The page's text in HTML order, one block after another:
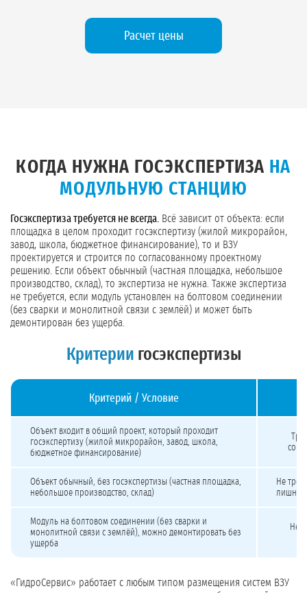
Расчет цены
КОГДА НУЖНА ГОСЭКСПЕРТИЗА НА
МОДУЛЬНУЮ СТАНЦИЮ
Госэкспертиза требуется не всегда. Всё зависит от объекта: если
площадка в целом проходит госэкспертизу (жилой микрорайон,
завод, школа, бюджетное финансирование), то и ВЗУ
проектируется и строится по согласованному проектному
решению. Если объект обычный (частная площадка, небольшое
производство, склад), то экспертиза не нужна. Также экспертиза
не требуется, если модуль установлен на болтовом соединении
(без сварки и монолитной связи с землёй) и может быть
демонтирован без ущерба.
Критерии госэкспертизы
Критерий / Условие
Объект входит в общий проект, который проходит
госэкспертизу (жилой микрорайон, завод, школа,
бюджетное финансирование)
Объект обычный, без госэкспертизы (частная площадка,
небольшое производство, склад)
Не
лишних
Модуль на болтовом соединении (без сварки и
монолитной связи с землёй), можно демонтировать без
ущерба
Не
«ГидроСервис» работает с любым типом размещения систем ВЗУ